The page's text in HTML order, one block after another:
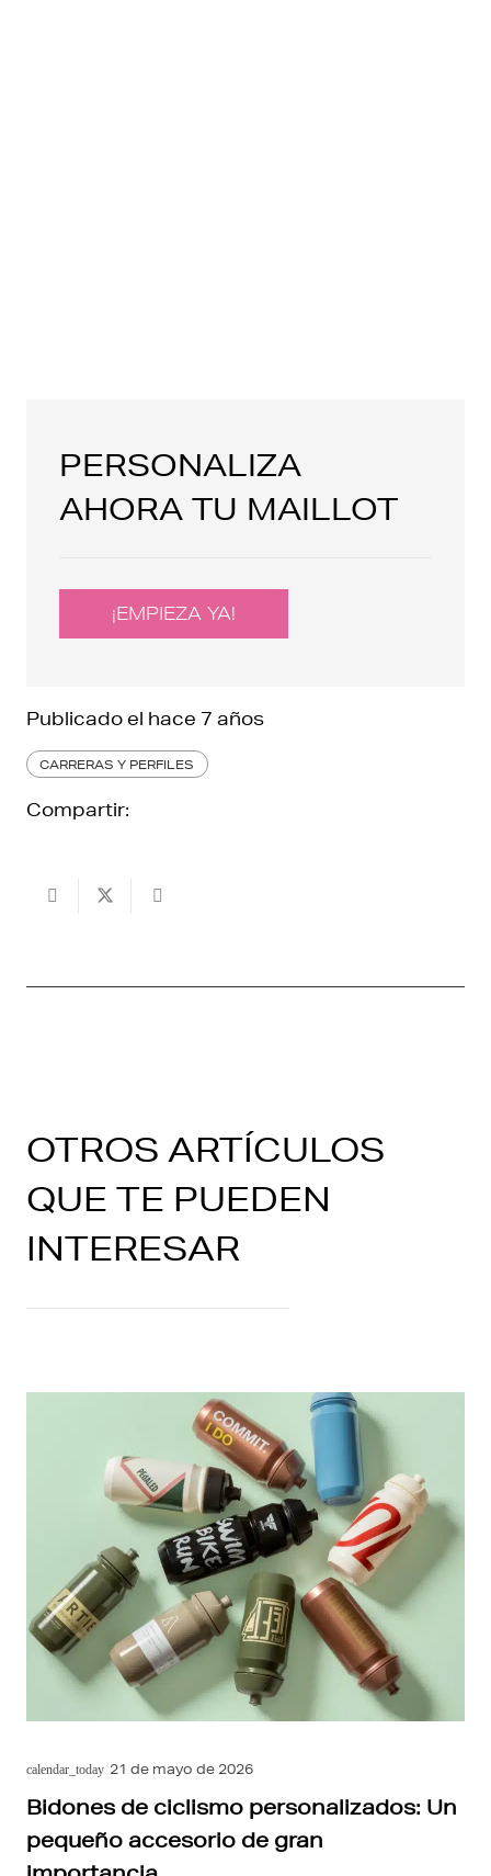
PERSONALIZA
AHORA TU MAILLOT
¡EMPIEZA YA!
Publicado el hace 7 años
CARRERAS Y PERFILES
Compartir:
OTROS ARTÍCULOS
QUE TE PUEDEN
INTERESAR
calendar_today 21 de mayo de 2026
Bidones de ciclismo personalizados: Un
pequeño accesorio de gran